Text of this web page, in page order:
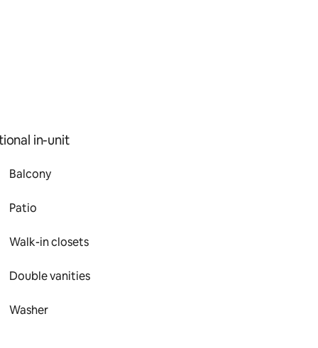
in-unit
Balcony
Patio
Walk-in closets
Double vanities
Washer